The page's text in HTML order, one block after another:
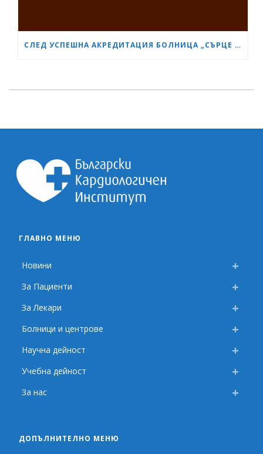
СЛЕД УСПЕШНА АКРЕДИТАЦИЯ БОЛНИЦА „СЪРЦЕ И МОЗЪК“ СТАНА GESEA DIPLOMA CENTER
ГЛАВНО МЕНЮ
Новини
За Пациенти
За Лекари
Болници и центрове
Научна дейност
Учебна дейност
За нас
ДОПЪЛНИТЕЛНО МЕНЮ